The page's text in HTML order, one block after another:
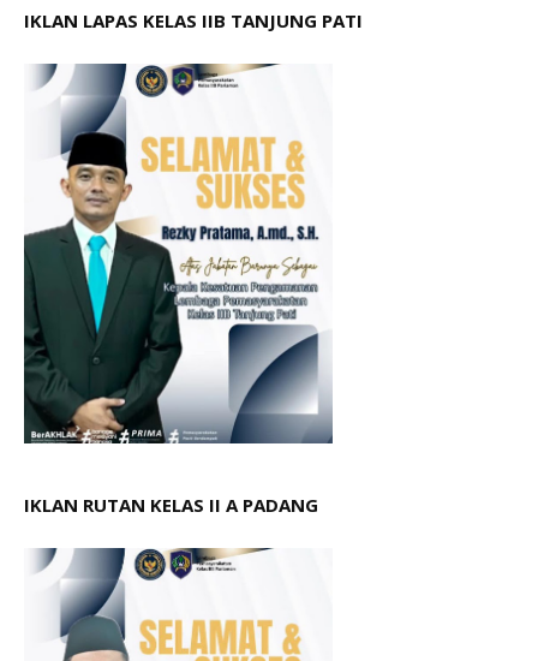
IKLAN LAPAS KELAS IIB TANJUNG PATI
IKLAN RUTAN KELAS II A PADANG